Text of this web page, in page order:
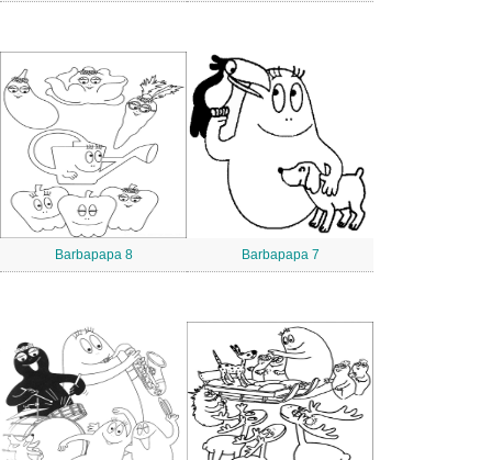
Barbapapa 8 Barbapapa 7